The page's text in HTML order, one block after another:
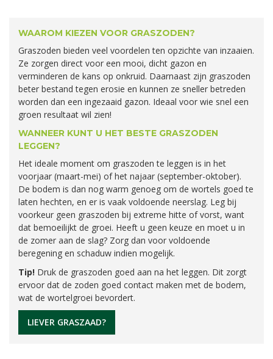
WAAROM KIEZEN VOOR GRASZODEN?
Graszoden bieden veel voordelen ten opzichte van inzaaien.
Ze zorgen direct voor een mooi, dicht gazon en
verminderen de kans op onkruid. Daarnaast zijn graszoden
beter bestand tegen erosie en kunnen ze sneller betreden
worden dan een ingezaaid gazon. Ideaal voor wie snel een
groen resultaat wil zien!
WANNEER KUNT U HET BESTE GRASZODEN
LEGGEN?
Het ideale moment om graszoden te leggen is in het
voorjaar (maart-mei) of het najaar (september-oktober).
De bodem is dan nog warm genoeg om de wortels goed te
laten hechten, en er is vaak voldoende neerslag. Leg bij
voorkeur geen graszoden bij extreme hitte of vorst, want
dat bemoeilijkt de groei. Heeft u geen keuze en moet u in
de zomer aan de slag? Zorg dan voor voldoende
beregening en schaduw indien mogelijk.
Tip! Druk de graszoden goed aan na het leggen. Dit zorgt
ervoor dat de zoden goed contact maken met de bodem,
wat de wortelgroei bevordert.
LIEVER GRASZAAD?